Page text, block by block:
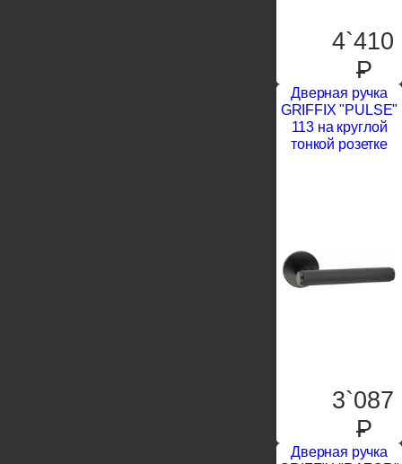
4`410
P
Дверная ручка
GRIFFIX "PULSE"
113 на круглой
тонкой розетке
3`087
P
Дверная ручка